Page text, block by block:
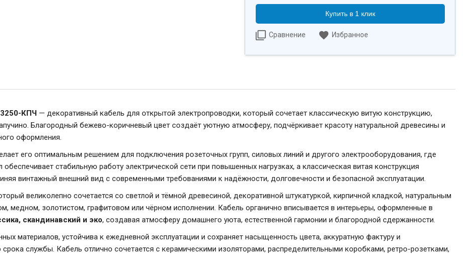
Купить в 1 клик
Сравнение Избранное
КПЧ — декоративный кабель для открытой электропроводки, который сочетает классическую витую конструкцию,
Благородный бежево-коричневый цвет создаёт уютную атмосферу, подчёркивает красоту натуральной древесины и
оформления.
его оптимальным решением для подключения розеточных групп, силовых линий и другого электрооборудования, где
стабильную работу электрической сети при повышенных нагрузках, а классическая витая конструкция
винтажный внешний вид с современными требованиями к надёжности, долговечности и безопасной эксплуатации.
великолепно сочетается со светлой и тёмной древесиной, декоративной штукатуркой, кирпичной кладкой, натуральным
медном, золотистом, графитовом или чёрном исполнении. Кабель органично вписывается в интерьеры, оформленные в
скандинавский и эко, создавая атмосферу домашнего уюта, естественной гармонии и благородной сдержанности.
материалов, устойчива к ежедневной эксплуатации и сохраняет насыщенность цвета, аккуратную фактуру и
службы. Кабель отлично сочетается с керамическими изоляторами, распределительными коробками, ретро-розетками,